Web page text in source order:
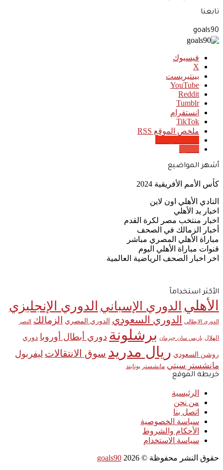
تابعنا
goals90
فيسبوك
‫X
بينتيريست
‫YouTube
انستقرام
‫TikTok
ملخص الموقع RSS
أشهر المواضيع
كأس الأمم الأفريقية 2024
النادي الأهلي اون لاين
اخبار يد الأهلي
اخبار منتخب مصر لكرة القدم
أخبار الزمالك في الصحف
مباراة الأهلي المصري مباشر
قنوات مباراة الأهلي اليوم
اخر اخبار الصحف الرياضية العالمية
الأكثر استخدامآ
الأهلي الدوري الإسباني الدوري الإنجليزي
الدوري الإيطالي الدوري السعودي الدوري المصري الزمالك النصر
الهلال باريس سان جيرمان برشلونة دوري أبطال أوروبا دوري
روشن السعودي ريال مدريد سوق الانتقالات ليفربول
مانشستر سيتي مانشستر يونايتد
خريطة الموقع
الرئيسية
من نحن
اتصل بنا
سياسة الخصوصية
الأحكام والشروط
سياسة الاستخدام
حقوق النشر محفوظة © goals90 2026